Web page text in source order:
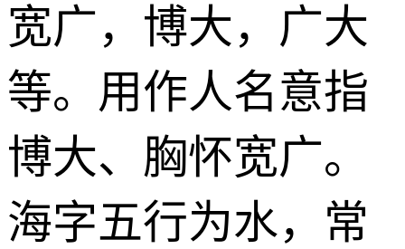
宽广，博大，广大
等。用作人名意指
博大、胸怀宽广。
海字五行为水，常